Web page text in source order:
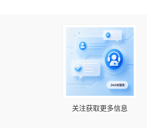
关注获取更多信息